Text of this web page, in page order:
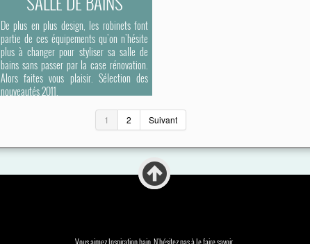
De plus en plus design, les robinets font
partie de ces équipements qu’on n’hésite
plus à changer pour styliser sa salle de
bains sans passer par la case rénovation.
Alors faites vous plaisir. Sélection des
nouveautés 2011.
1 2 Suivant
Vous aimez Inspiration bain. N'hésitez pas à le faire savoir.